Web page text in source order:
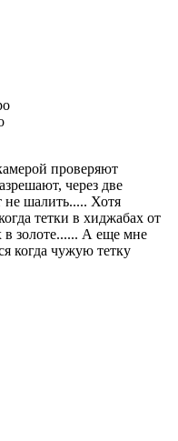
проверяют
через две
не шалить..... Хотя
тетки в хиджабах от
в золоте...... А еще мне
когда чужую тетку